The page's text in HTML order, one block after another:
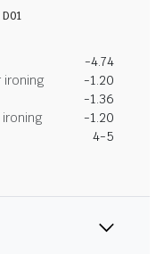
-4.74
ironing
-1.20
-1.36
-1.20
4-5